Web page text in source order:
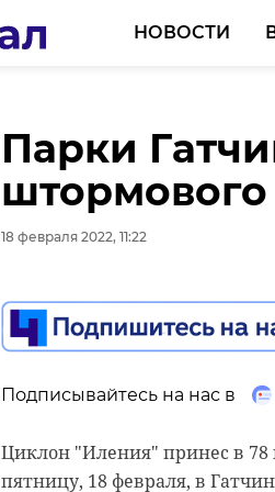
НОВОСТИ
Парки
18 февраля 2022, 11:22
Подписывайтесь на нас в
Циклон "Иления" принес в 78
пятницу, 18 февраля, в
Бывший
и взорвать
18 февраля 2022, 11:14
Подписывайтесь на нас в
В
движение
18 февраля 2022, 11:06
Подписывайтесь на нас в
В пятницу, 18 февраля, ФКУ
движения автомобильного